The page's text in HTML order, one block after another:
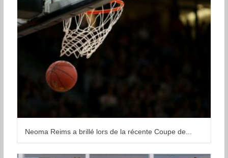
Neoma Reims a brillé lors de la récente Coupe de...